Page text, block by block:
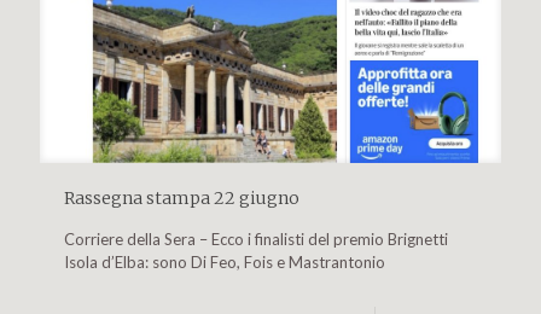
Rassegna stampa 22 giugno
Corriere della Sera – Ecco i finalisti del premio Brignetti
Isola d’Elba: sono Di Feo, Fois e Mastrantonio